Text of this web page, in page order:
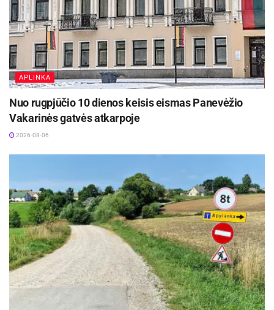
APLINKA
Nuo rugpjūčio 10 dienos keisis eismas Panevėžio
Vakarinės gatvės atkarpoje
2026-08-06